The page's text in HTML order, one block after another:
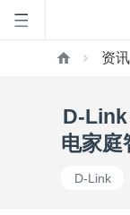
页
资讯
D-Link
电家庭
D-Link